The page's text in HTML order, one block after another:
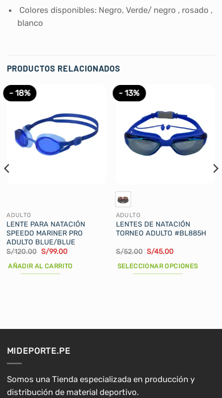
Colores disponibles: Negro, Verde/ negro , rosado ,
blanco
PRODUCTOS RELACIONADOS
- 18%
ADULTO
LENTE PARA NATACIÓN
SPEEDO MARINER PRO
ADULTO BLUE/BLUE
S/120.00 El
original
era:
S/99.00El
actual
AÑADIR AL CARRITO
- 13%
ADULTO
LENTES DE NATACIÓN
TORNEO ADULTO #BL885H
S/52.00 El
original
era:
S/45.00El
actual
es:
SELECCIONAR OPCIONES
elegir
en
MIDEPORTE.PE
Somos una Tienda especializada en producción y
distribución de material deportivo.